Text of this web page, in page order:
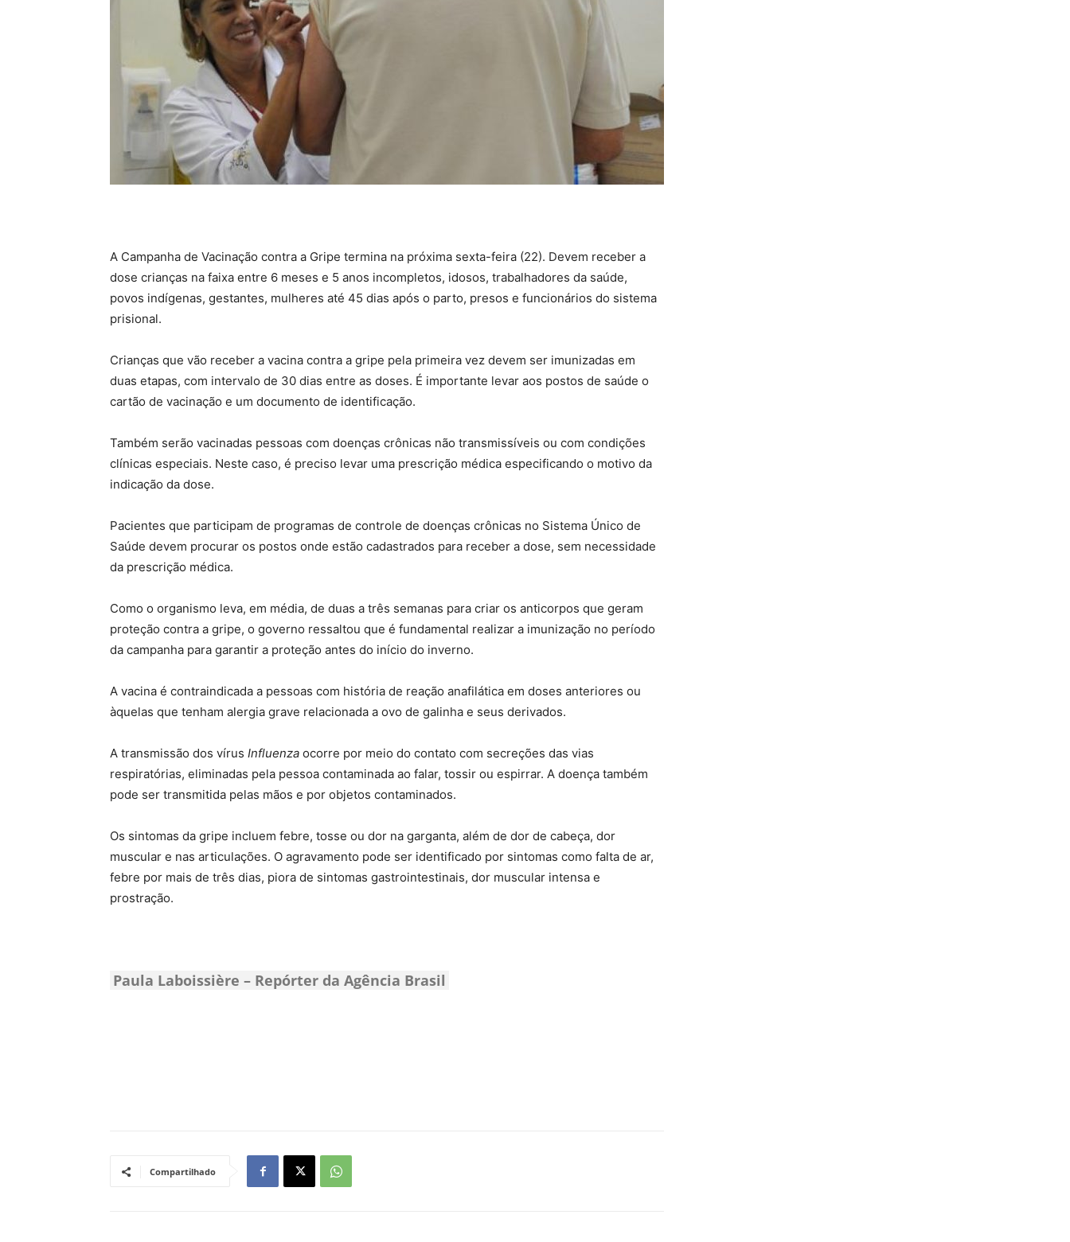
A Campanha de Vacinação contra a Gripe termina na próxima sexta-feira (22). Devem receber a
dose crianças na faixa entre 6 meses e 5 anos incompletos, idosos, trabalhadores da saúde,
povos indígenas, gestantes, mulheres até 45 dias após o parto, presos e funcionários do sistema
prisional.
Crianças que vão receber a vacina contra a gripe pela primeira vez devem ser imunizadas em
duas etapas, com intervalo de 30 dias entre as doses. É importante levar aos postos de saúde o
cartão de vacinação e um documento de identificação.
Também serão vacinadas pessoas com doenças crônicas não transmissíveis ou com condições
clínicas especiais. Neste caso, é preciso levar uma prescrição médica especificando o motivo da
indicação da dose.
Pacientes que participam de programas de controle de doenças crônicas no Sistema Único de
Saúde devem procurar os postos onde estão cadastrados para receber a dose, sem necessidade
da prescrição médica.
Como o organismo leva, em média, de duas a três semanas para criar os anticorpos que geram
proteção contra a gripe, o governo ressaltou que é fundamental realizar a imunização no período
da campanha para garantir a proteção antes do início do inverno.
A vacina é contraindicada a pessoas com história de reação anafilática em doses anteriores ou
àquelas que tenham alergia grave relacionada a ovo de galinha e seus derivados.
A transmissão dos vírus Influenza ocorre por meio do contato com secreções das vias
respiratórias, eliminadas pela pessoa contaminada ao falar, tossir ou espirrar. A doença também
pode ser transmitida pelas mãos e por objetos contaminados.
Os sintomas da gripe incluem febre, tosse ou dor na garganta, além de dor de cabeça, dor
muscular e nas articulações. O agravamento pode ser identificado por sintomas como falta de ar,
febre por mais de três dias, piora de sintomas gastrointestinais, dor muscular intensa e
prostração.
Paula Laboissière – Repórter da Agência Brasil
Compartilhado